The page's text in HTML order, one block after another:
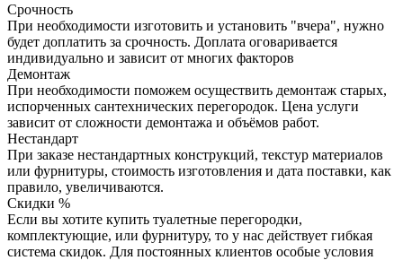
Срочность
При необходимости изготовить и установить "вчера", нужно
будет доплатить за срочность. Доплата оговаривается
индивидуально и зависит от многих факторов
Демонтаж
При необходимости поможем осуществить демонтаж старых,
испорченных сантехнических перегородок. Цена услуги
зависит от сложности демонтажа и объёмов работ.
Нестандарт
При заказе нестандартных конструкций, текстур материалов
или фурнитуры, стоимость изготовления и дата поставки, как
правило, увеличиваются.
Скидки %
Если вы хотите купить туалетные перегородки,
комплектующие, или фурнитуру, то у нас действует гибкая
система скидок. Для постоянных клиентов особые условия